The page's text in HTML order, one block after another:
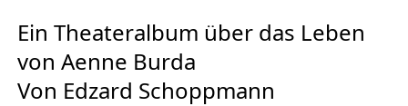
ALsace
Services
Ein Theateralbum über das Leben
von Aenne Burda
Von Edzard Schoppmann